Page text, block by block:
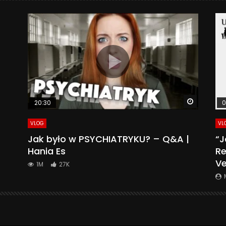
Watch
20:30
VLOG
Jak było w PSYCHIATRYKU? – Q&A |
Hania Es
1M 27K